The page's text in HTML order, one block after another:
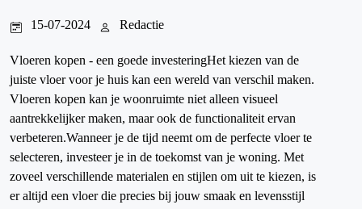
15-07-2024 Redactie
Vloeren kopen - een goede investeringHet kiezen van de
juiste vloer voor je huis kan een wereld van verschil maken.
Vloeren kopen kan je woonruimte niet alleen visueel
aantrekkelijker maken, maar ook de functionaliteit ervan
verbeteren.Wanneer je de tijd neemt om de perfecte vloer te
selecteren, investeer je in de toekomst van je woning. Met
zoveel verschillende materialen en stijlen om uit te kiezen, is
er altijd een vloer die precies bij jouw smaak en levensstijl